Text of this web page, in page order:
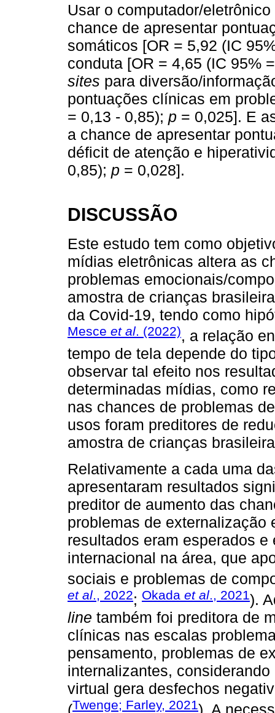
Usar o computador/
chance de apresentar
somáticos [OR = 5,92 (IC
conduta [OR = 4,65 (IC 95%
sites para diversão/
pontuações clínicas em
= 0,13 - 0,85); p = 0,025]. E
a chance de apresentar
déficit de atenção e
0,85); p = 0,028].
DISCUSSÃO
Este estudo tem como
mídias eletrônicas altera as
problemas emocionais/
amostra de crianças
da Covid-19, tendo como
Mesce et al. (2022), a relação
tempo de tela depende do
observar tal efeito nos
determinadas mídias, como
nas chances de problemas
usos foram preditores de
amostra de crianças
Relativamente a cada uma
apresentaram resultados
preditor de aumento das
problemas de externalização
resultados eram esperados
internacional na área, que
sociais e problemas de
et al., 2022; Okada et al., 2021).
line também foi preditora de
clínicas nas escalas
pensamento, problemas de
internalizantes,
virtual gera desfechos
Twenge; Farley, 2021